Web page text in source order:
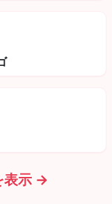
表示 →